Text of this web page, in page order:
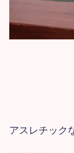
アスレチック